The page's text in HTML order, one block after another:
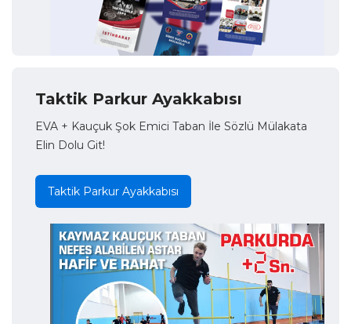
Taktik Parkur Ayakkabısı
EVA + Kauçuk Şok Emici Taban İle Sözlü Mülakata
Elin Dolu Git!
Taktik Parkur Ayakkabısı